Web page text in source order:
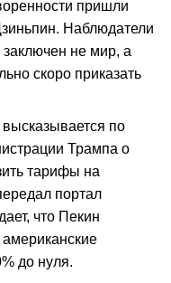
пришли
Наблюдатели
заключен не мир, а
скоро приказать
по
Трампа о
тарифы на
портал
что Пекин
до нуля.